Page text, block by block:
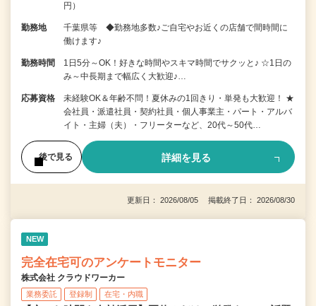
円）
勤務地
千葉県等 ◆勤務地多数♪ご自宅やお近くの店舗で間時間に
働けます♪
勤務時間
1日5分～OK！好きな時間やスキマ時間でサクッと♪ ☆1日の
み～中長期まで幅広く大歓迎♪…
応募資格
未経験OK＆年齢不問！夏休みの1回きり・単発も大歓迎！ ★
会社員・派遣社員・契約社員・個人事業主・パート・アルバ
イト・主婦（夫）・フリーターなど、20代～50代…
後で見る 詳細を見る
更新日： 2026/08/05 掲載終了日： 2026/08/30
NEW
完全在宅可のアンケートモニター
株式会社 クラウドワーカー
業務委託 登録制 在宅・内職